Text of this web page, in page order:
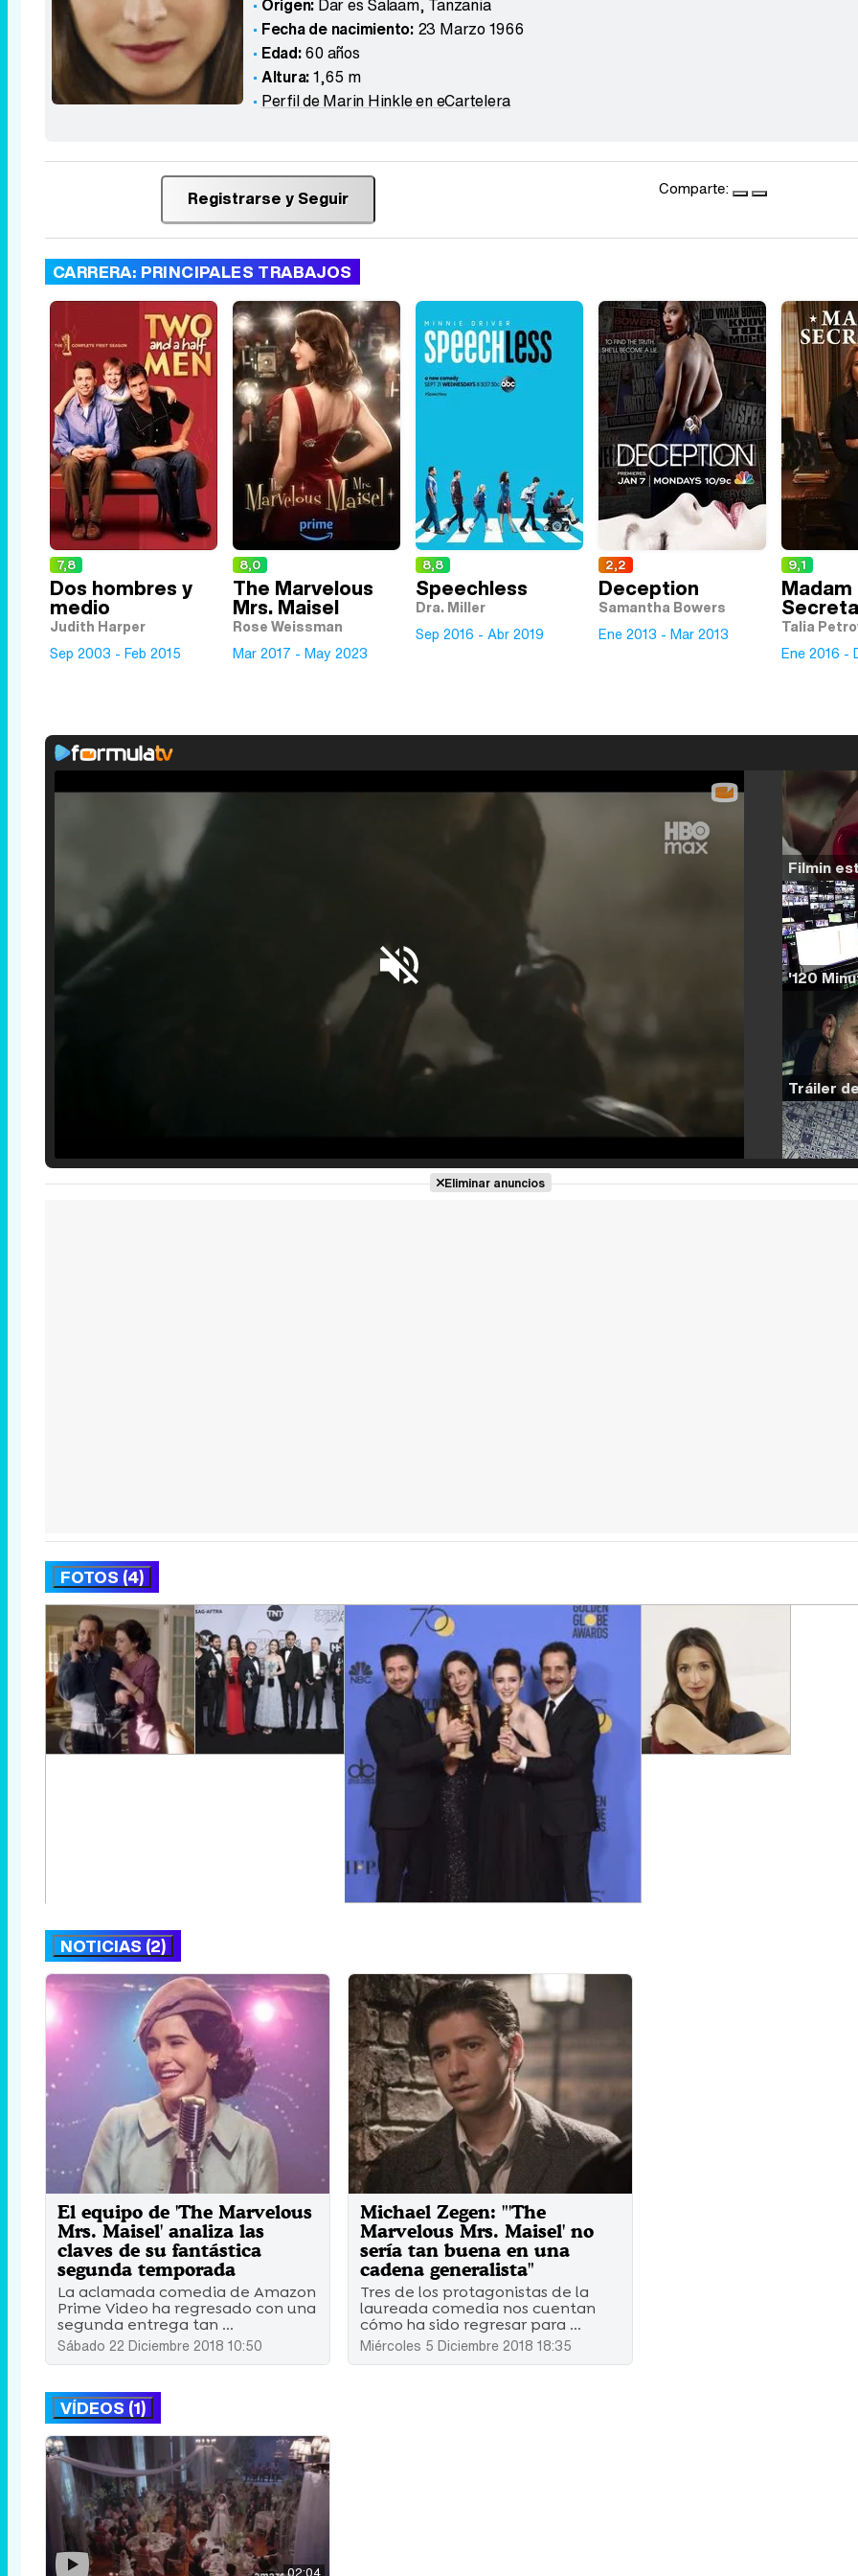
Origen: Dar es Salaam, Tanzania
Fecha de nacimiento: 23 Marzo 1966
Edad:60 años
Altura:1,65 m
Perfil de Marin Hinkle en eCartelera
Comparte:
Registrarse y Seguir
CARRERA: PRINCIPALES TRABAJOS
7,8
Dos hombres y
medio
Judith Harper
Sep 2003 - Feb 2015
8,0
The Marvelous
Mrs. Maisel
Rose Weissman
Mar 2017 - May 2023
8,8
Speechless
Dra. Miller
Sep 2016 - Abr 2019
2,2
Deception
Samantha Bowers
Ene 2013 - Mar 2013
9,1
Madam
Talia
Ene 2016 -
Eliminar anuncios
FOTOS (4)
NOTICIAS (2)
El equipo de 'The Marvelous
Mrs. Maisel' analiza las
claves de su fantástica
segunda temporada
La aclamada comedia de Amazon
Prime Video ha regresado con una
segunda entrega tan ...
Sábado 22 Diciembre 2018 10:50
Michael Zegen: "'The
Marvelous Mrs. Maisel' no
sería tan buena en una
cadena generalista"
Tres de los protagonistas de la
laureada comedia nos cuentan
cómo ha sido regresar para ...
Miércoles 5 Diciembre 2018 18:35
VÍDEOS (1)